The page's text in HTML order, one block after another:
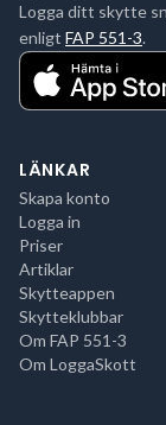
Logga ditt skytte
enligt FAP 551-3.
LÄNKAR
Skapa konto
Logga in
Priser
Artiklar
Skytteappen
Skytteklubbar
Om FAP 551-3
Om LoggaSkott